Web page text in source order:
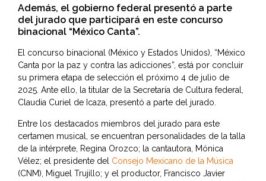
Además, el gobierno federal presentó a parte
del jurado que participará en este concurso
binacional “México Canta”.
El concurso binacional (México y Estados Unidos), “México
Canta por la paz y contra las adicciones”, está por concluir
su primera etapa de selección el próximo 4 de julio de
2025. Ante ello, la titular de la Secretaría de Cultura federal,
Claudia Curiel de Icaza, presentó a parte del jurado.
Entre los destacados miembros del jurado para este
certamen musical, se encuentran personalidades de la talla
de la intérprete, Regina Orozco; la cantautora, Mónica
Vélez; el presidente del Consejo Mexicano de la Música
(CNM), Miguel Trujillo; y el productor, Francisco Javier